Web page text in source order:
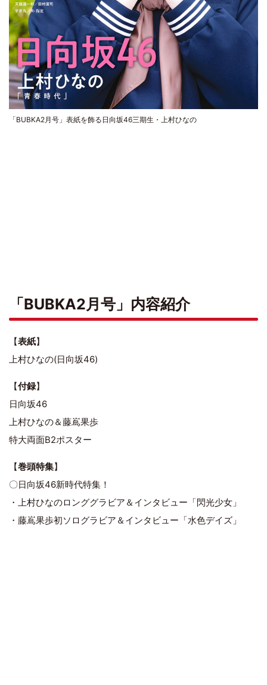
「BUBKA2月号」表紙を飾る日向坂46三期生・上村ひなの
「BUBKA2月号」内容紹介
【表紙】
上村ひなの(日向坂46)
【付録】
日向坂46
上村ひなの＆藤嶌果歩
特大両面B2ポスター
【巻頭特集】
〇日向坂46新時代特集！
・上村ひなのロンググラビア＆インタビュー「閃光少女」
・藤嶌果歩初ソログラビア＆インタビュー「水色デイズ」